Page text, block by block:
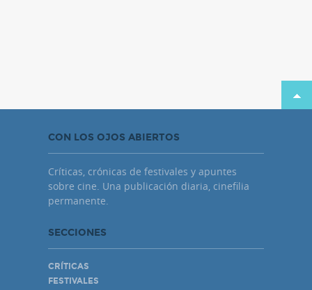
CON LOS OJOS ABIERTOS
Críticas, crónicas de festivales y apuntes
sobre cine. Una publicación diaria, cinefilia
permanente.
SECCIONES
CRÍTICAS
FESTIVALES